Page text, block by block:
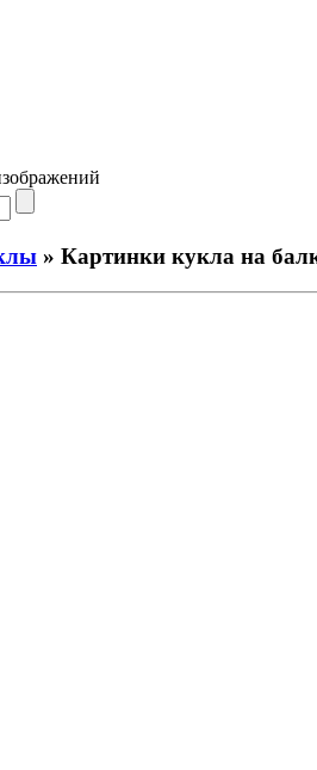
» Картинки кукла на